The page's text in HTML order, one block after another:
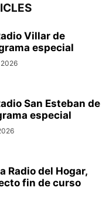
Villar de
especial
San Esteban de
especial
Radio del Hogar,
fin de curso